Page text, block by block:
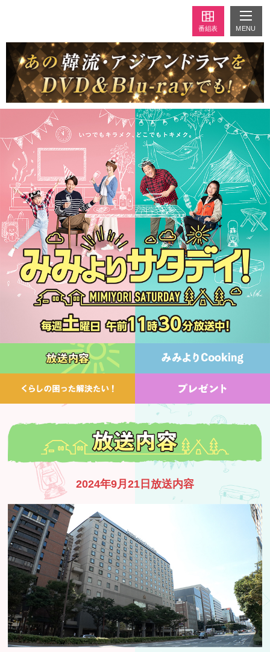
番組表 MENU
2024年9月21日放送内容